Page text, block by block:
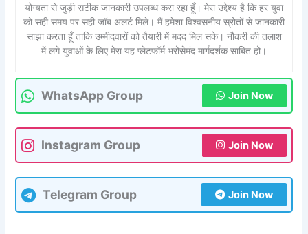
योग्यता से जुड़ी सटीक जानकारी उपलब्ध करा रहा हूँ। मेरा उद्देश्य है कि हर युवा
को सही समय पर सही जॉब अलर्ट मिले। मैं हमेशा विश्वसनीय स्रोतों से जानकारी
साझा करता हूँ ताकि उम्मीदवारों को तैयारी में मदद मिल सके। नौकरी की तलाश
में लगे युवाओं के लिए मेरा यह प्लेटफॉर्म भरोसेमंद मार्गदर्शक साबित हो।
WhatsApp Group Join Now
Instagram Group Join Now
Telegram Group Join Now